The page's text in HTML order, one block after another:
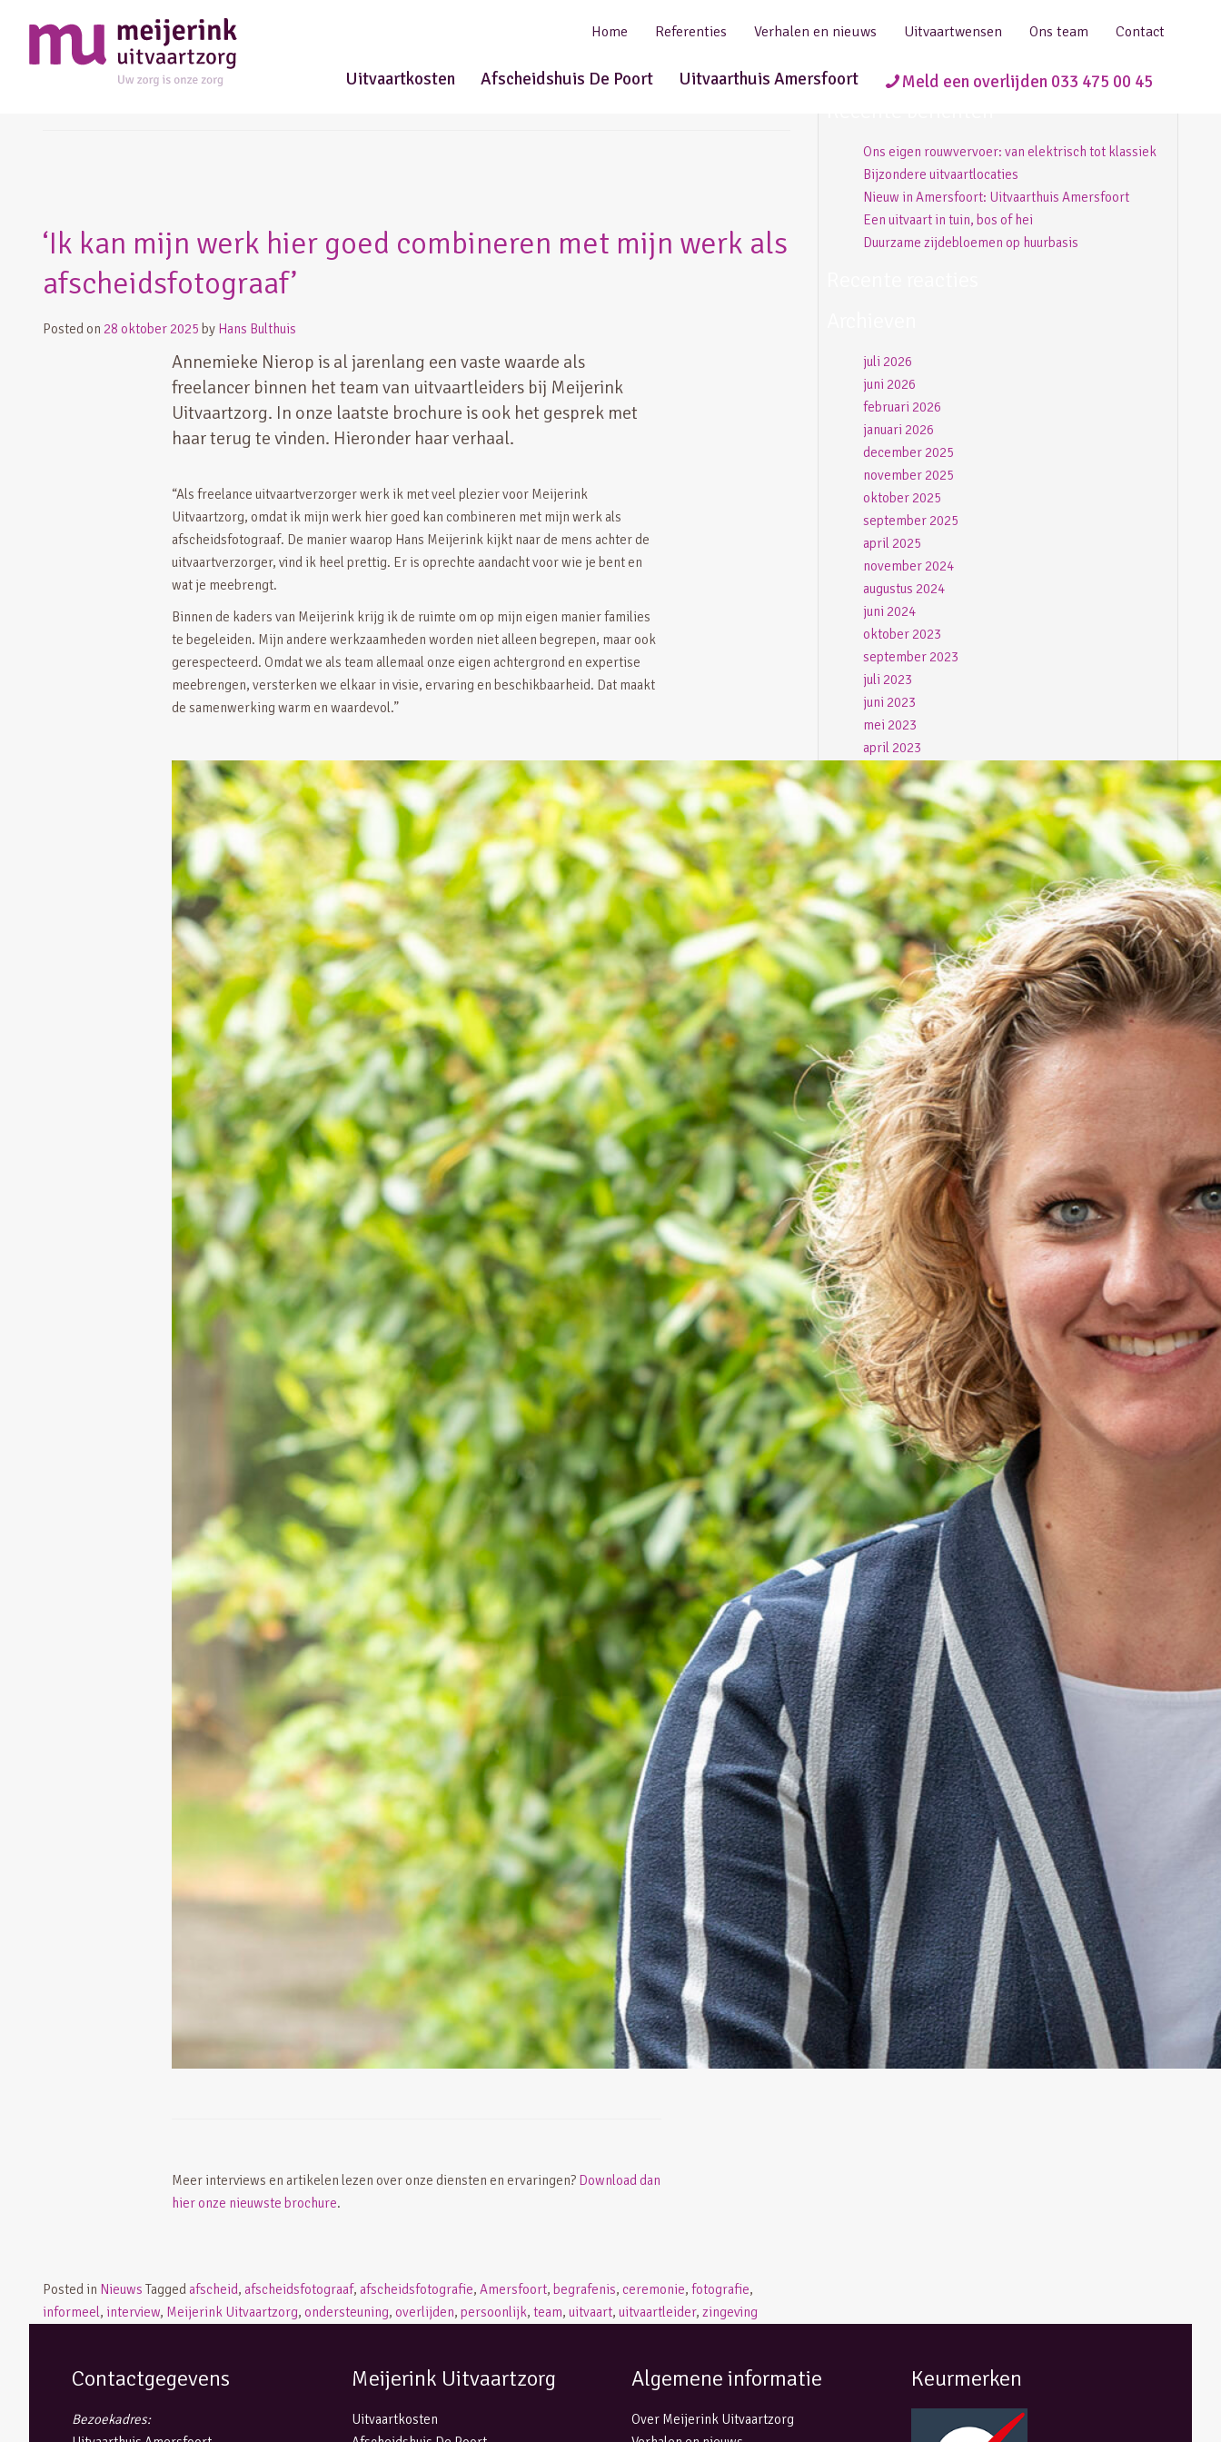
Home Referenties Verhalen en nieuws Uitvaartwensen Ons team Contact
Uitvaartkosten Afscheidshuis De Poort Uitvaarthuis Amersfoort Meld een overlijden 033 475 00 45
afscheidsfotograaf
‘Ik kan mijn werk hier goed combineren met mijn werk als
afscheidsfotograaf’
Posted on 28 oktober 2025 by Hans Bulthuis
Annemieke Nierop is al jarenlang een vaste waarde als
freelancer binnen het team van uitvaartleiders bij Meijerink
Uitvaartzorg. In onze laatste brochure is ook het gesprek met
haar terug te vinden. Hieronder haar verhaal.
“Als freelance uitvaartverzorger werk ik met veel plezier voor Meijerink
Uitvaartzorg, omdat ik mijn werk hier goed kan combineren met mijn werk als
afscheidsfotograaf. De manier waarop Hans Meijerink kijkt naar de mens achter de
uitvaartverzorger, vind ik heel prettig. Er is oprechte aandacht voor wie je bent en
wat je meebrengt.
Binnen de kaders van Meijerink krijg ik de ruimte om op mijn eigen manier families
te begeleiden. Mijn andere werkzaamheden worden niet alleen begrepen, maar ook
gerespecteerd. Omdat we als team allemaal onze eigen achtergrond en expertise
meebrengen, versterken we elkaar in visie, ervaring en beschikbaarheid. Dat maakt
de samenwerking warm en waardevol.”
Meer interviews en artikelen lezen over onze diensten en ervaringen? Download dan
hier onze nieuwste brochure.
Posted in Nieuws Taggedafscheid, afscheidsfotograaf, afscheidsfotografie, Amersfoort, begrafenis, ceremonie, fotografie,
informeel, interview, Meijerink Uitvaartzorg, ondersteuning, overlijden, persoonlijk, team, uitvaart, uitvaartleider, zingeving
Ons eigen rouwvervoer: van elektrisch tot klassiek
Bijzondere uitvaartlocaties
Nieuw in Amersfoort: Uitvaarthuis Amersfoort
Een uitvaart in tuin, bos of hei
Duurzame zijdebloemen op huurbasis
juli 2026
juni 2026
februari 2026
januari 2026
december 2025
november 2025
oktober 2025
september 2025
april 2025
november 2024
augustus 2024
juni 2024
oktober 2023
september 2023
juli 2023
juni 2023
mei 2023
april 2023
maart 2023
februari 2023
februari 2022
juni 2020
mei 2020
april 2019
november 2018
juli 2018
mei 2018
april 2018
januari 2018
november 2017
juli 2017
juni 2017
maart 2017
februari 2017
januari 2017
november 2016
oktober 2016
september 2016
augustus 2016
juni 2016
april 2016
februari 2016
januari 2016
december 2015
november 2015
oktober 2015
september 2015
juli 2015
mei 2015
april 2015
maart 2015
januari 2015
Categorieën
Nieuws
Vraag en antwoord
Meta
Login
Vermeldingen feed
Reacties feed
WordPress.org
Contact
Email
info@meijerinkuitvaartzorg.nl
Meijerink Uitvaartzorg hecht veel waarden aan
transparantie en privacy. Mocht u ergens vragen over
hebben neem dancontact op.
Contactgegevens
Bezoekadres:
Meijerink Uitvaartzorg
Uitvaartkosten
Algemene informatie
Over Meijerink Uitvaartzorg
Keurmerken